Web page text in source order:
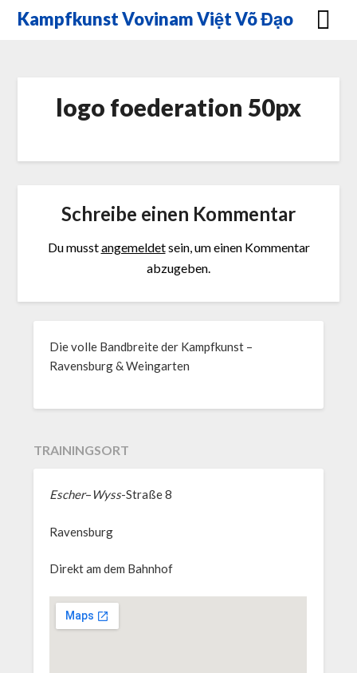
SkipKampfkunst Vovinam Việt Võ Đạo
logo foederation 50px
Schreibe einen Kommentar
Du musstangemeldetsein, um einen Kommentar
abzugeben.
Die volle Bandbreite der Kampfkunst –
Ravensburg & Weingarten
TRAININGSORT
Escher–Wyss-Straße 8
Ravensburg
Direkt am dem Bahnhof